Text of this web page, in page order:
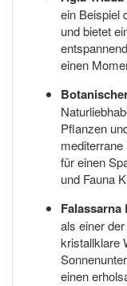
ein Beispiel
und bietet
einen
Pflanzen
für einen
und Fauna
Falassarna
als einer
kristallklare
einen